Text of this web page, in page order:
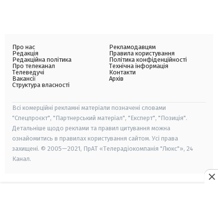
Про нас
Редакція
Редакційна політика
Про телеканал
Телеведучі
Вакансії
Структура власності
Рекламодавцям
Правила користування
Політика конфіденційності
Технічна інформація
Контакти
Архів
Всі комерційні рекламні матеріали позначені словами
"Спецпроєкт", "Партнерський матеріал", "Експерт", "Позиція".
Детальніше щодо реклами та правил цитування можна
ознайомитись в правилах користування сайтом. Усі права
захищені. © 2005—2021, ПрАТ «Телерадіокомпанія "Люкс"», 24
Канал.